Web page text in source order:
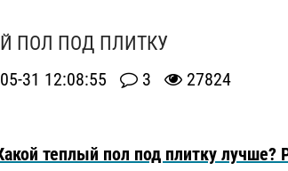
ПОЛ ПОД ПЛИТКУ
31 12:08:55 3
27824
теплый пол под плитку лучше?